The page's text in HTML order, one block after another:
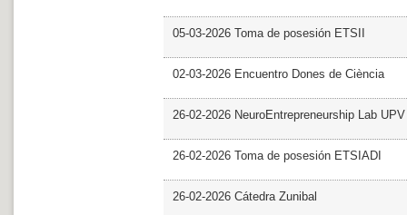
05-03-2026 Toma de posesión ETSII
02-03-2026 Encuentro Dones de Ciència
26-02-2026 NeuroEntrepreneurship Lab UPV
26-02-2026 Toma de posesión ETSIADI
26-02-2026 Cátedra Zunibal